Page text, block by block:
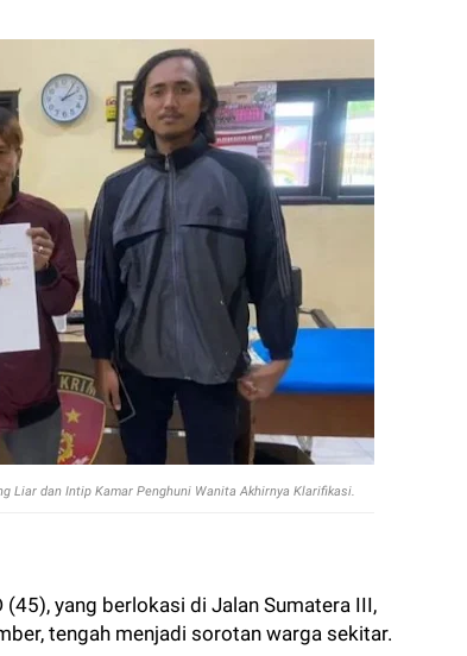
Liar dan Intip Kamar Penghuni Wanita Akhirnya Klarifikasi.
yang berlokasi di Jalan Sumatera III,
tengah menjadi sorotan warga sekitar.